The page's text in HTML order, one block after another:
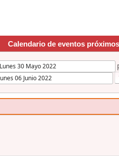
Calendario de eventos próximos